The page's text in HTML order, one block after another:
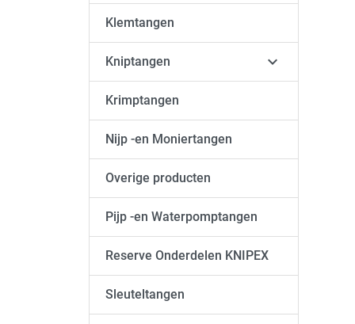
Klemtangen
Kniptangen 
Krimptangen
Nijp -en Moniertangen
Overige producten
Pijp -en Waterpomptangen
Reserve Onderdelen KNIPEX
Sleuteltangen